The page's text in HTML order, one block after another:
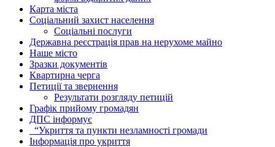
Карта міста
Соціальний захист населення
Соціальні послуги
Державна реєстрація прав на нерухоме майно
Наше місто
Зразки документів
Квартирна черга
Петиції та звернення
Результати розгляду петицій
Графік прийому громадян
ДПС інформує
“Укриття та пункти незламності громади
Інформація про укриття